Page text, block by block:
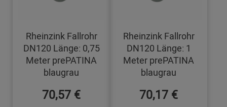
Rheinzink Fallrohr
DN120 Länge: 0,75
Meter prePATINA
blaugrau
70,57 €
Rheinzink Fallrohr
DN120 Länge: 1
Meter prePATINA
blaugrau
70,17 €